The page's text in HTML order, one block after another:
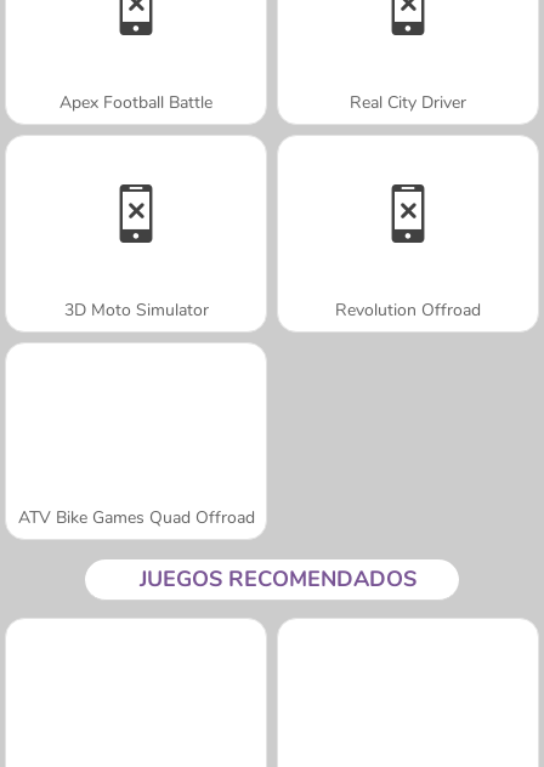
Apex Football Battle Real City Driver
3D Moto Simulator Revolution Offroad
ATV Bike Games Quad Offroad
JUEGOS RECOMENDADOS